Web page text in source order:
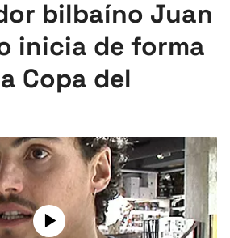
bilbaíno Juan
inicia de forma
Copa del